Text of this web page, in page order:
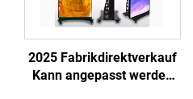
2025 Fabrikdirektverkauf
Kann angepasst werden